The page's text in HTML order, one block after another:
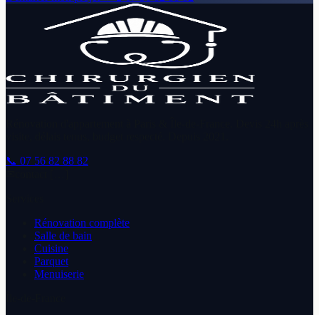
📞 07 56 82 88 82
Rénovation complète
Salle de bain
Cuisine
Parquet
Menuiserie